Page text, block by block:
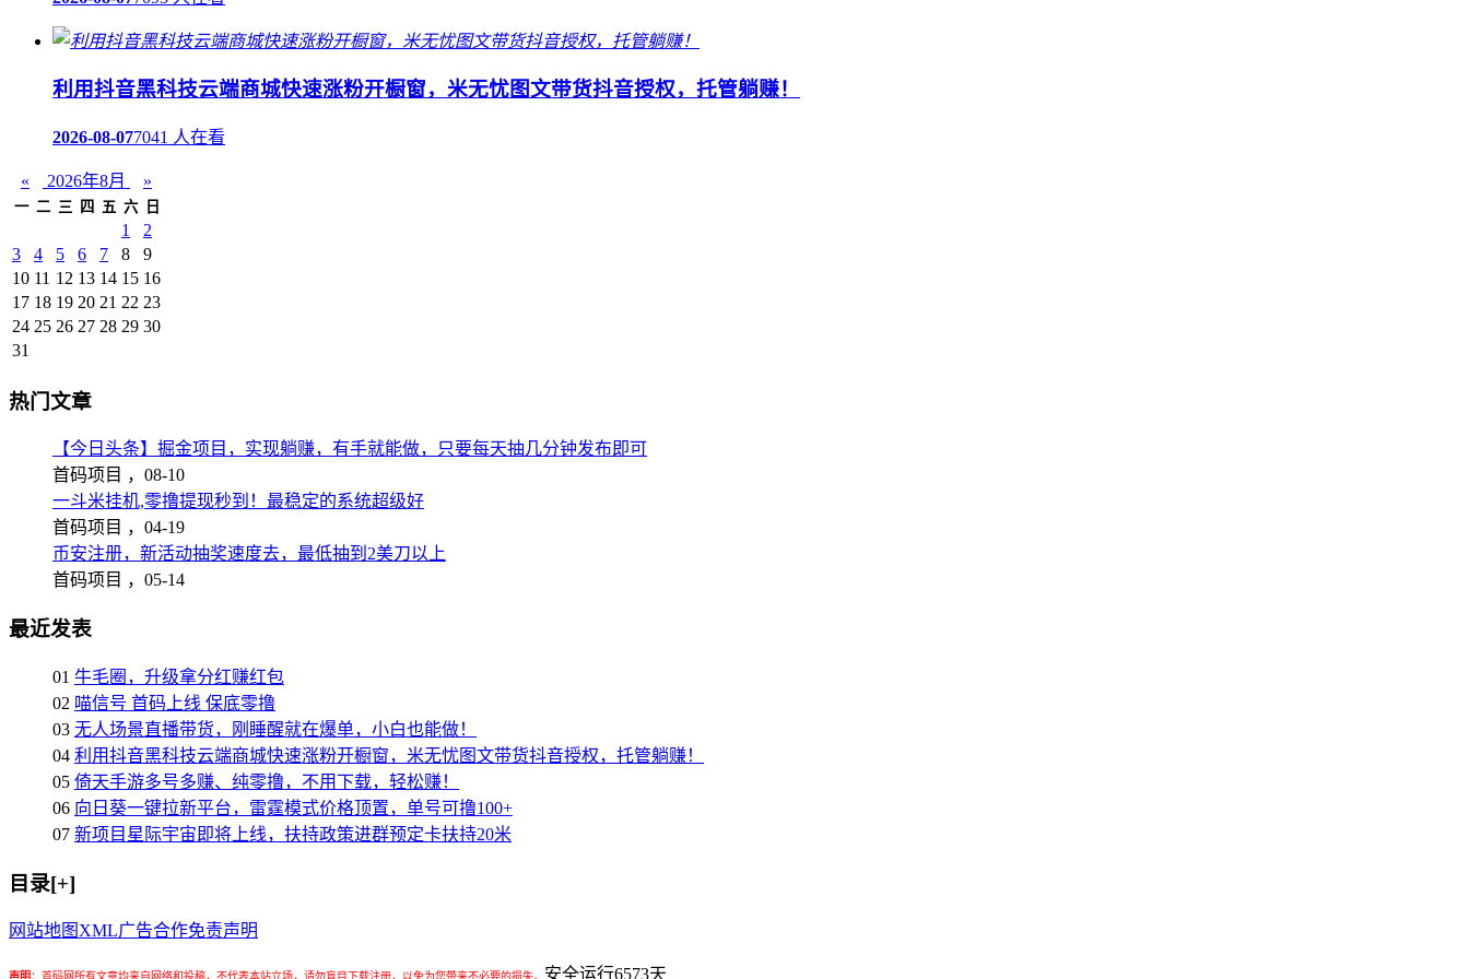
利用抖音黑科技云端商城快速涨粉开橱窗，米无忧图文带货抖音授权，托管躺赚！
2026-08-077041 人在看
« 2026年8月 »
一 二 三 四 五 六 日
1
2
3
4 5 6 7 8
9
10 11 12 13 14 15 16
17 18 19 20 21 22 23
24 25 26 27 28 29 30
31
热门文章
【今日头条】掘金项目，实现躺赚，有手就能做，只要每天抽几分钟发布即可
首码项目 ， 08-10
一斗米挂机,零撸提现秒到！最稳定的系统超级好
首码项目 ， 04-19
币安注册，新活动抽奖速度去，最低抽到2美刀以上
首码项目 ， 05-14
最近发表
01 牛毛圈，升级拿分红赚红包
02 喵信号 首码上线 保底零撸
03 无人场景直播带货，刚睡醒就在爆单，小白也能做！
04 利用抖音黑科技云端商城快速涨粉开橱窗，米无忧图文带货抖音授权，托管躺赚！
05 倚天手游多号多赚、纯零撸，不用下载，轻松赚！
06 向日葵一键拉新平台，雷霆模式价格顶置，单号可撸100+
07 新项目星际宇宙即将上线，扶持政策进群预定卡扶持20米
目录[+]
网站地图 XML广告合作免责声明
安全运行6573天